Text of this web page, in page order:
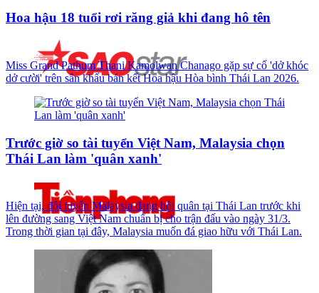
Hoa hậu 18 tuổi rơi răng giả khi đang hô tên
Miss Grand Pathum Thani Kamolwan Chanago gặp sự cố 'dở khóc
dở cười' trên sân khấu bán kết Hoa hậu Hòa bình Thái Lan 2026.
Trước giờ so tài tuyển Việt Nam, Malaysia chọn
Thái Lan làm 'quân xanh'
Hiện tại, đội tuyển Malaysia đang hội quân tại Thái Lan trước khi
lên đường sang Việt Nam chuẩn bị cho trận đấu vào ngày 31/3.
Trong thời gian tại đây, Malaysia muốn đá giao hữu với Thái Lan.